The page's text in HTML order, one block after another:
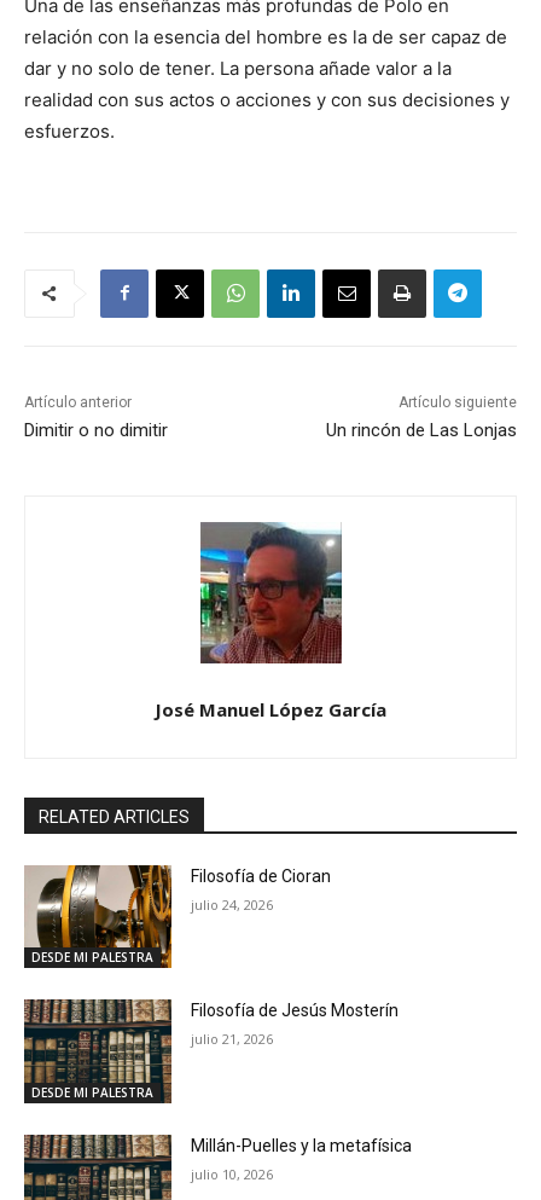
Una de las enseñanzas más profundas de Polo en
relación con la esencia del hombre es la de ser capaz de
dar y no solo de tener. La persona añade valor a la
realidad con sus actos o acciones y con sus decisiones y
esfuerzos.
Artículo anterior
Dimitir o no dimitir
Artículo siguiente
Un rincón de Las Lonjas
José Manuel López García
RELATED ARTICLES
DESDE MI PALESTRA
Filosofía de Cioran
julio 24, 2026
DESDE MI PALESTRA
Filosofía de Jesús Mosterín
julio 21, 2026
Millán-Puelles y la metafísica
julio 10, 2026